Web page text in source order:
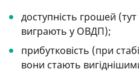
доступність грошей
виграють у ОВДП);
прибутковість (при
вони стають